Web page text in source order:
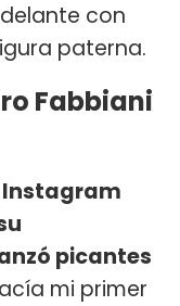
con
paterna.
Fabbiani
Instagram
picantes
mi primer